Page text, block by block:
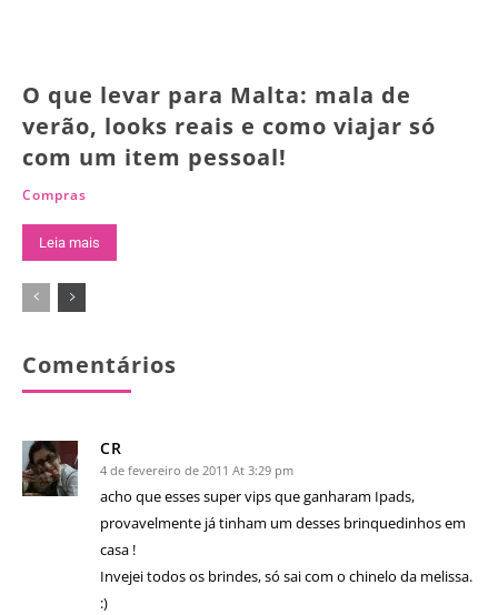
O que levar para Malta: mala de
verão, looks reais e como viajar só
com um item pessoal!
Compras
Leia mais
Comentários
CR
4 de fevereiro de 2011 At 3:29 pm
acho que esses super vips que ganharam Ipads,
provavelmente já tinham um desses brinquedinhos em
casa !
Invejei todos os brindes, só sai com o chinelo da melissa.
:)